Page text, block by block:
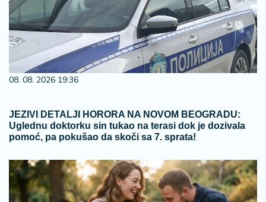
08. 08. 2026 19:36
JEZIVI DETALJI HORORA NA NOVOM BEOGRADU:
Uglednu doktorku sin tukao na terasi dok je dozivala
pomoć, pa pokušao da skoči sa 7. sprata!